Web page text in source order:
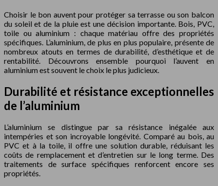
Choisir le bon auvent pour protéger sa terrasse ou son balcon
du soleil et de la pluie est une décision importante. Bois, PVC,
toile ou aluminium : chaque matériau offre des propriétés
spécifiques. L’aluminium, de plus en plus populaire, présente de
nombreux atouts en termes de durabilité, d’esthétique et de
rentabilité. Découvrons ensemble pourquoi l’auvent en
aluminium est souvent le choix le plus judicieux.
Durabilité et résistance exceptionnelles
de l’aluminium
L’aluminium se distingue par sa résistance inégalée aux
intempéries et son incroyable longévité. Comparé au bois, au
PVC et à la toile, il offre une solution durable, réduisant les
coûts de remplacement et d’entretien sur le long terme. Des
traitements de surface spécifiques renforcent encore ses
propriétés.